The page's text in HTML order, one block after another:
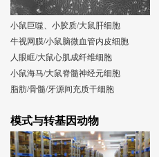
小鼠巨噬、小胶质/大鼠肝细胞
牛视网膜/小鼠脑微血管内皮细胞
人眼眶/大鼠心肌成纤维细胞
小鼠海马/大鼠脊髓神经元细胞
脂肪/骨髓/牙源间充质干细胞
模式与转基因动物